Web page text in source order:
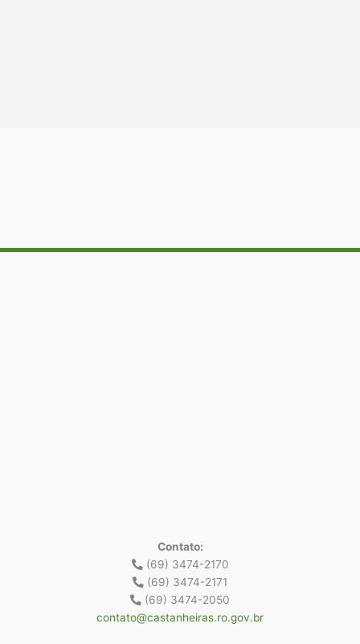
Contato:
(69) 3474-2170
(69) 3474-2171
(69) 3474-2050
contato@castanheiras.ro.gov.br